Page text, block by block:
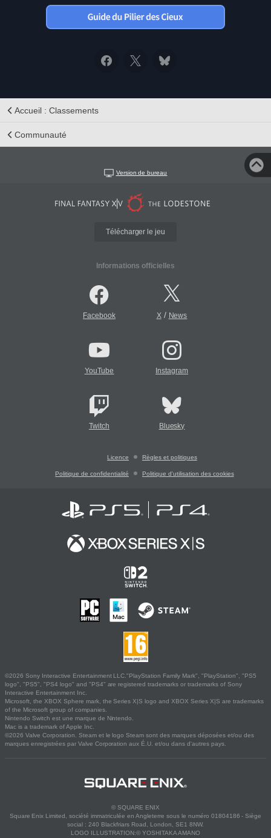
Accueil : Classements
Communauté
Version de bureau
Télécharger le jeu
Informations officielles
Facebook X/ News
YouTube Instagram
Twitch Bluesky
Licence Règles et politiques
Politique de confidentialité Politique d'utilisation des cookies
©2026 Sony Interactive Entertainment LLC."PlayStation Family Mark", "PlayStation", "PS5
logo", "PS5", "PS4 logo" and "PS4" are registered trademarks or trademarks of Sony
Interactive Entertainment Inc.
Microsoft, the XBOX Sphere mark, the Series X|S logo and XBOX Series X|S are trademarks
of the Microsoft group of companies.
Nintendo Switch est une marque de Nintendo.
Mac is a trademark of Apple Inc.
©2026 Valve Corporation. Steam et le logo Steam sont des marques déposées et/ou des
marques enregistrées par Valve Corporation aux É.U. et/ou dans d'autres pays.
© SQUARE ENIX
Square Enix Limited, société immatriculée en Angleterre sous le numéro 01804186 - Siège
social : 240 Blackfriars Road, London, SE1 8NW.
LOGO ILLUSTRATION:© YOSHITAKA AMANO